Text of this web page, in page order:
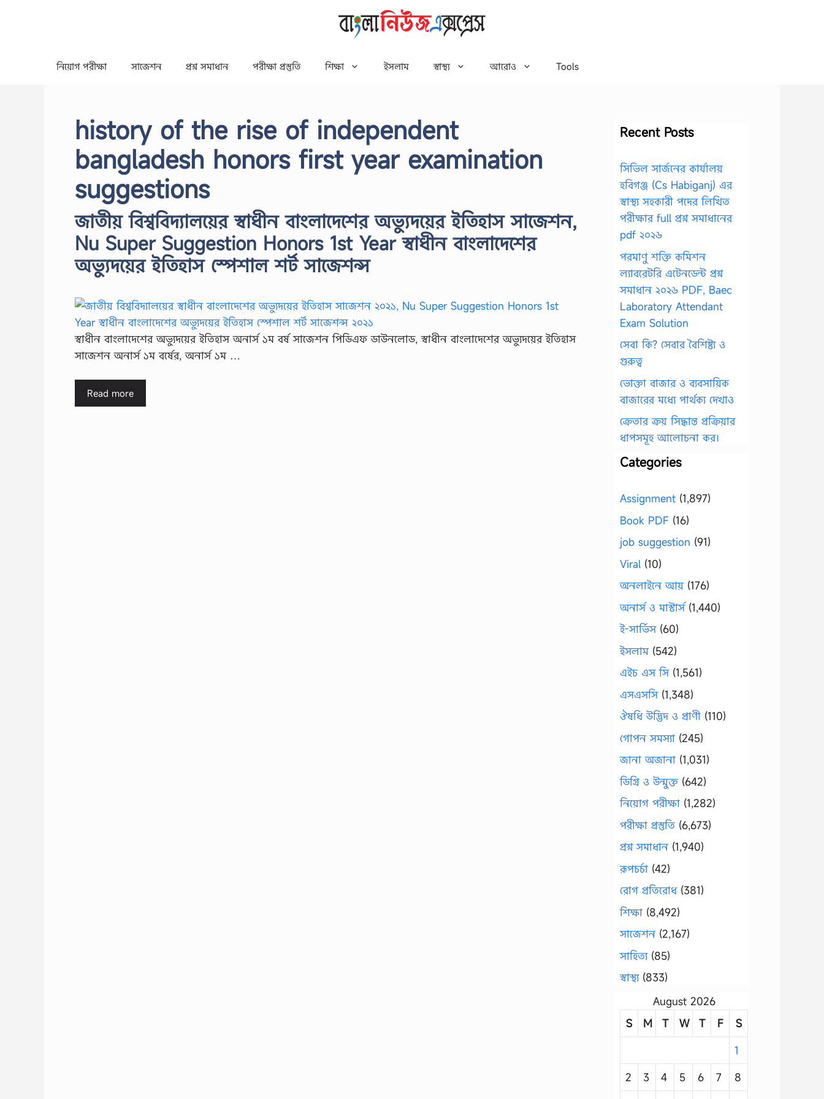
নিয়োগ পরীক্ষা সাজেশন প্রশ্ন সমাধান পরীক্ষা প্রস্তুতি শিক্ষা ইসলাম স্বাস্থ্য আরোও Tools
history of the rise of independent
bangladesh honors first year examination
suggestions
জাতীয় বিশ্ববিদ্যালয়ের স্বাধীন বাংলাদেশের অভ্যুদয়ের ইতিহাস সাজেশন,
Nu Super Suggestion Honors 1st Year স্বাধীন বাংলাদেশের
অভ্যুদয়ের ইতিহাস স্পেশাল শর্ট সাজেশন্স
স্বাধীন বাংলাদেশের অভ্যুদয়ের ইতিহাস অনার্স ১ম বর্ষ সাজেশন পিডিএফ ডাউনলোড, স্বাধীন বাংলাদেশের অভ্যুদয়ের ইতিহাস
সাজেশন অনার্স ১ম বর্ষের, অনার্স ১ম …
Read more
Recent Posts
সিভিল সার্জনের কার্যালয়
হবিগঞ্জ (Cs Habiganj) এর
স্বাস্থ্য সহকারী পদের লিখিত
পরীক্ষার full প্রশ্ন সমাধানের
pdf ২০২৬
পরমাণু শক্তি কমিশন
ল্যাবরেটরি এটেনডেন্ট প্রশ্ন
সমাধান ২০২৬ PDF, Baec
Laboratory Attendant
Exam Solution
সেবা কি? সেবার বৈশিষ্ট্য ও
গুরুত্ব
ভোক্তা বাজার ও ব্যবসায়িক
বাজারের মধ্যে পার্থক্য দেখাও
ক্রেতার ক্রয় সিদ্ধান্ত প্রক্রিয়ার
ধাপসমূহ আলোচনা কর।
Categories
Assignment (1,897)
Book PDF (16)
job suggestion (91)
Viral (10)
অনলাইনে আয় (176)
অনার্স ও মাস্টার্স(1,440)
ই-সার্ভিস(60)
ইসলাম(542)
এইচ এস সি(1,561)
এসএসসি(1,348)
ঔষধি উদ্ভিদ ও প্রাণী (110)
গোপন সমস্যা (245)
জানা অজানা (1,031)
ডিগ্রি ও উন্মুক্ত (642)
নিয়োগ পরীক্ষা (1,282)
পরীক্ষা প্রস্তুতি (6,673)
প্রশ্ন সমাধান (1,940)
রূপচর্চা (42)
রোগ প্রতিরোধ(381)
শিক্ষা (8,492)
সাজেশন (2,167)
সাহিত্য(85)
স্বাস্থ্য(833)
August 2026
S
M T W T F
S
1
2
3 4 5 6 7
8